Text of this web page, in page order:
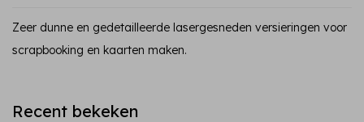
Zeer dunne en gedetailleerde lasergesneden versieringen voor
scrapbooking en kaarten maken.
Recent bekeken